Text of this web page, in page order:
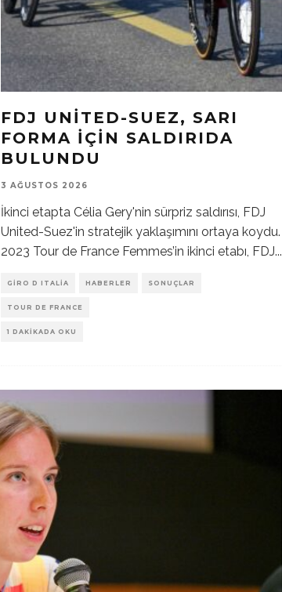
FDJ UNITED-SUEZ, SARI
FORMA İÇIN SALDIRIDA
BULUNDU
3 AĞUSTOS 2026
İkinci etapta Célia Gery'nin sürpriz saldırısı, FDJ
United-Suez'in stratejik yaklaşımını ortaya koydu.
2023 Tour de France Femmes’in ikinci etabı, FDJ...
GIRO D ITALIA HABERLER SONUÇLAR
TOUR DE FRANCE
1 DAKIKADA OKU